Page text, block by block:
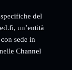
del
un’entità
sede in
Channel